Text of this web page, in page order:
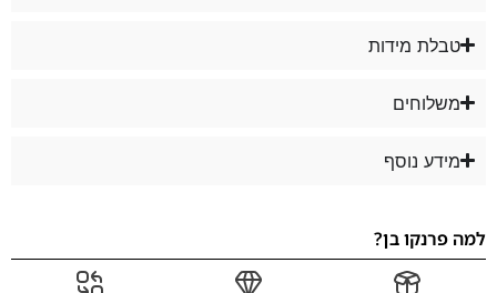
טבלת מידות
משלוחים
מידע נוסף
למה פרנקו בן?